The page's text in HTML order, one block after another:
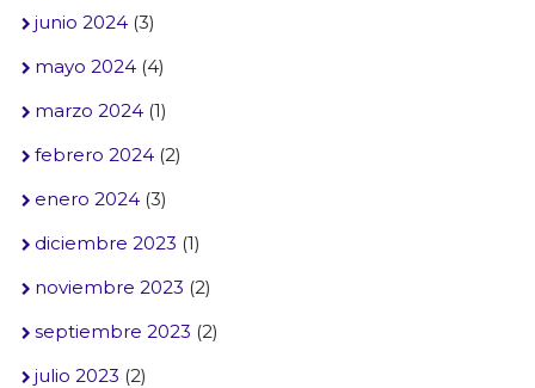
junio 2024(3)
mayo 2024(4)
marzo 2024(1)
febrero 2024(2)
enero 2024(3)
diciembre 2023 (1)
noviembre 2023 (2)
septiembre 2023 (2)
julio 2023 (2)